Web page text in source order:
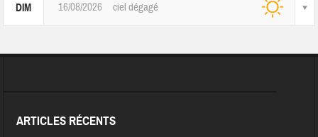
DIM 16/08/2026 ciel dégagé
ARTICLES RÉCENTS